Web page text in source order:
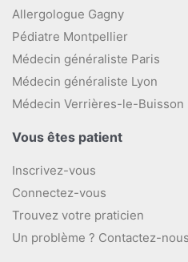
Allergologue Gagny
Pédiatre Montpellier
Médecin généraliste Paris
Médecin généraliste Lyon
Médecin Verrières-le-Buisson
Vous êtes patient
Inscrivez-vous
Connectez-vous
Trouvez votre praticien
Un problème ? Contactez-nous